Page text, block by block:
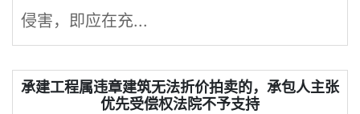
侵害，即应在充...
承建工程属违章建筑无法折价拍卖的，承包人主张
优先受偿权法院不予支持